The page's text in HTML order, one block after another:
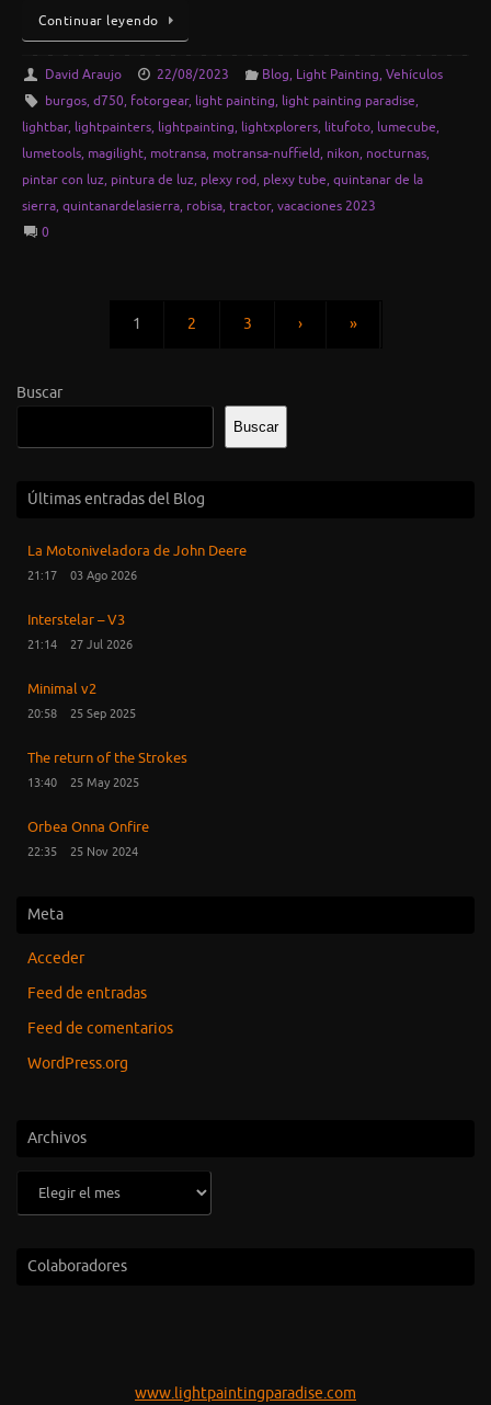
Continuar leyendo
David Araujo 22/08/2023 Blog, Light Painting, Vehículos
burgos, d750, fotorgear, light painting, light painting paradise,
lightbar, lightpainters, lightpainting, lightxplorers, litufoto, lumecube,
lumetools, magilight, motransa, motransa-nuffield, nikon, nocturnas,
pintar con luz, pintura de luz, plexy rod, plexy tube, quintanar de la
sierra, quintanardelasierra, robisa, tractor, vacaciones 2023
0
1 2 3 › »
Buscar
Buscar
Últimas entradas del Blog
La Motoniveladora de John Deere
21:17 03 Ago 2026
Interstelar – V3
21:14 27 Jul 2026
Minimal v2
20:58 25 Sep 2025
The return of the Strokes
13:40 25 May 2025
Orbea Onna Onfire
22:35 25 Nov 2024
Meta
Acceder
Feed de entradas
Feed de comentarios
WordPress.org
Archivos
Colaboradores
www.lightpaintingparadise.com